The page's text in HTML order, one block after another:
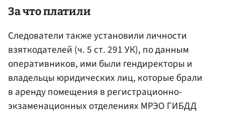
За что платили
Следователи также установили личности
взяткодателей (ч. 5 ст. 291 УК), по данным
оперативников, ими были гендиректоры и
владельцы юридических лиц, которые брали
в аренду помещения в регистрационно-
экзаменационных отделениях МРЭО ГИБДД